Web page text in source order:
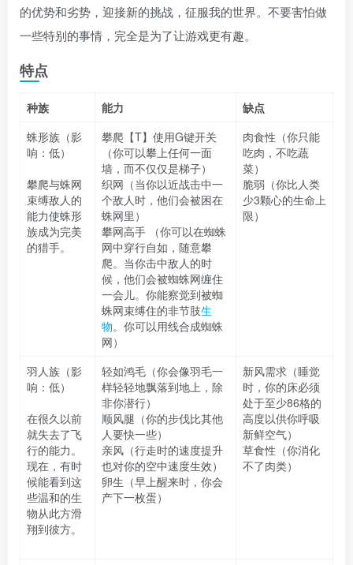
的优势和劣势，迎接新的挑战，征服我的世界。不要害怕做
一些特别的事情，完全是为了让游戏更有趣。
特点
种族 能力
缺点
蛛形族（影
响：低）
攀爬与蛛网
束缚敌人的
能力使蛛形
族成为完美
的猎手。
攀爬【T】使用G键开关
（你可以攀上任何一面
墙，而不仅仅是梯子）
织网（当你以近战击中一
个敌人时，他们会被困在
蛛网里）
攀网高手 （你可以在蜘蛛
网中穿行自如，随意攀
爬。当你击中敌人的时
候，他们会被蜘蛛网缠住
一会儿。你能察觉到被蜘
蛛网束缚住的非节肢生
物。你可以用线合成蜘蛛
网）
肉食性（你只能
吃肉，不吃蔬
菜）
脆弱（你比人类
少3颗心的生命上
限）
羽人族（影
响：低）
在很久以前
就失去了飞
行的能力。
现在，有时
候能看到这
些温和的生
物从此方滑
翔到彼方。
轻如鸿毛（你会像羽毛一
样轻轻地飘落到地上，除
非你潜行）
顺风腿（你的步伐比其他
人要快一些）
亲风（行走时的速度提升
也对你的空中速度生效）
卵生（早上醒来时，你会
产下一枚蛋）
新风需求（睡觉
时，你的床必须
处于至少86格的
高度以供你呼吸
新鲜空气）
草食性（你消化
不了肉类）